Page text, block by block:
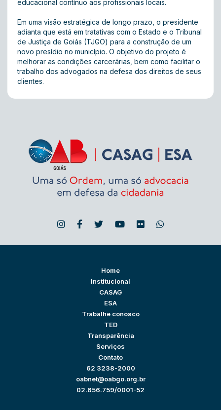
educacional contínuo aos profissionais locais.
Em uma visão estratégica de longo prazo, o presidente
adianta que está em tratativas com o Estado e o Tribunal
de Justiça de Goiás (TJGO) para a construção de um
novo presídio no município. O objetivo do projeto é
melhorar as condições carcerárias, bem como facilitar o
trabalho dos advogados na defesa dos direitos de seus
clientes.
Home
Institucional
CASAG
ESA
Trabalhe conosco
TED
Transparência
Serviços
Contato
62 3238-2000
oabnet@oabgo.org.br
02.656.759/0001-52